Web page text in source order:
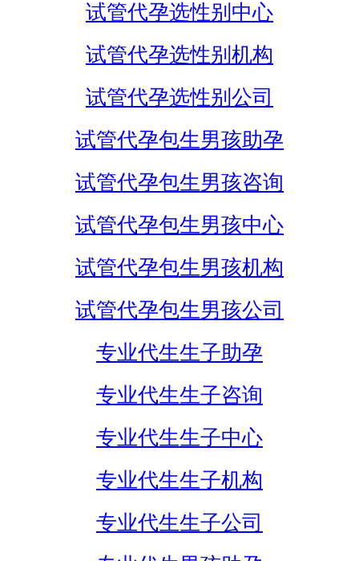
试管代孕选性别中心
试管代孕选性别机构
试管代孕选性别公司
试管代孕包生男孩助孕
试管代孕包生男孩咨询
试管代孕包生男孩中心
试管代孕包生男孩机构
试管代孕包生男孩公司
专业代生生子助孕
专业代生生子咨询
专业代生生子中心
专业代生生子机构
专业代生生子公司